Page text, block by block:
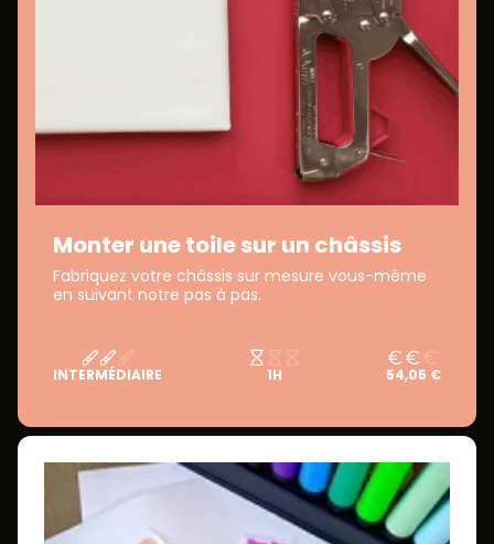
Monter une toile sur un châssis
Fabriquez votre châssis sur mesure vous-même
en suivant notre pas à pas.
INTERMÉDIAIRE 1H 54,05 €